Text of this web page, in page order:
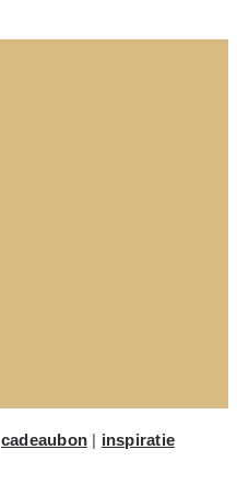
cadeaubon | inspiratie